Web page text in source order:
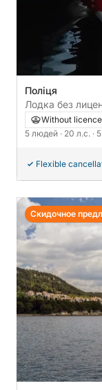
Поліця
Without licence
5 людей · 20 л.с. ·
Flexible
Скидочное